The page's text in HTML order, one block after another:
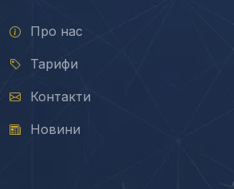
Про нас
Тарифи
Контакти
Новини